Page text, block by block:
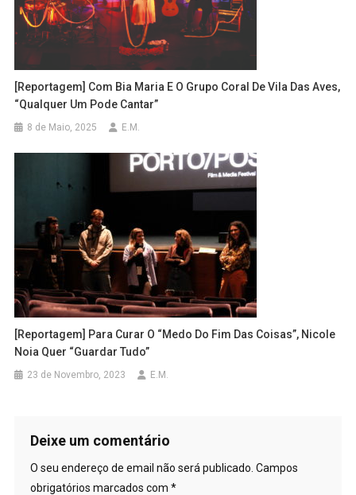
[Reportagem] Com Bia Maria E O Grupo Coral De Vila Das Aves,
“qualquer Um Pode Cantar”
8 de Maio, 2025 E.M.
[Reportagem] Para Curar O “medo Do Fim Das Coisas”, Nicole
Noia Quer “guardar Tudo”
23 de Novembro, 2023 E.M.
Deixe um comentário
O seu endereço de email não será publicado. Campos
obrigatórios marcados com *